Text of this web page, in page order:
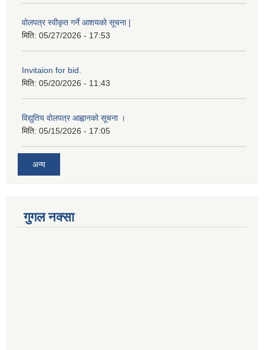
वोलपत्र स्वीकृत गर्ने आशयको सूचना |
मिति: 05/27/2026 - 17:53
Invitaion for bid.
मिति: 05/20/2026 - 11:43
विद्युतिय वोलपत्र आह्वानको सूचना ।
मिति: 05/15/2026 - 17:05
अन्य
गुगल नक्सा